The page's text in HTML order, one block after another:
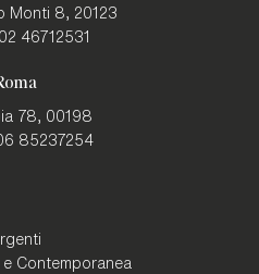
Monti 8, 20123
46712531
78, 00198
85237254
Contemporanea